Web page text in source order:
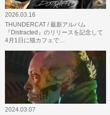
2026.03.16
THUNDERCAT / 最新アルバム
『Distracted』のリリースを記念して
4月1日に猫カフェで…
2024.03.07